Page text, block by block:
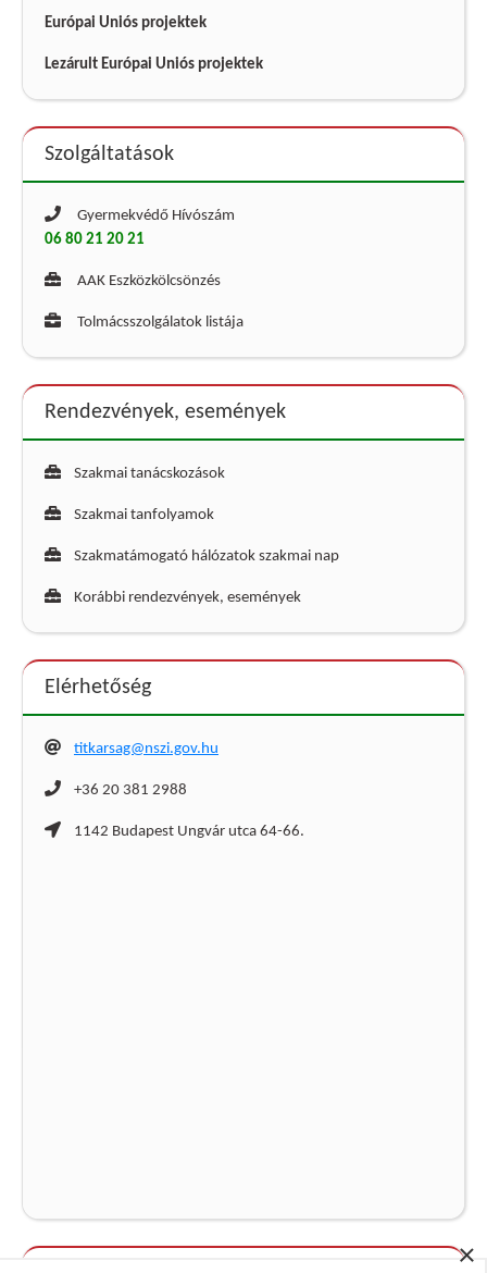
×
Európai Uniós projektek
Lezárult Európai Uniós projektek
Szolgáltatások
Gyermekvédő Hívószám
06 80 21 20 21
AAK Eszközkölcsönzés
Tolmácsszolgálatok listája
Rendezvények, események
Szakmai tanácskozások
Szakmai tanfolyamok
Szakmatámogató hálózatok szakmai nap
Korábbi rendezvények, események
Elérhetőség
titkarsag@nszi.gov.hu
+36 20 381 2988
1142 Budapest Ungvár utca 64-66.